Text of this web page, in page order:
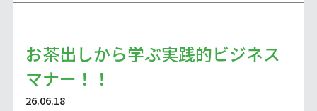
お茶出しから学ぶ実践的ビジネス
マナー！！
26.06.18